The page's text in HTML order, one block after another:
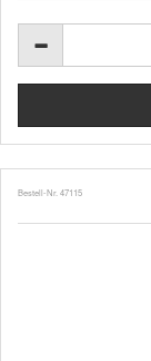
Bestell-Nr. 47115